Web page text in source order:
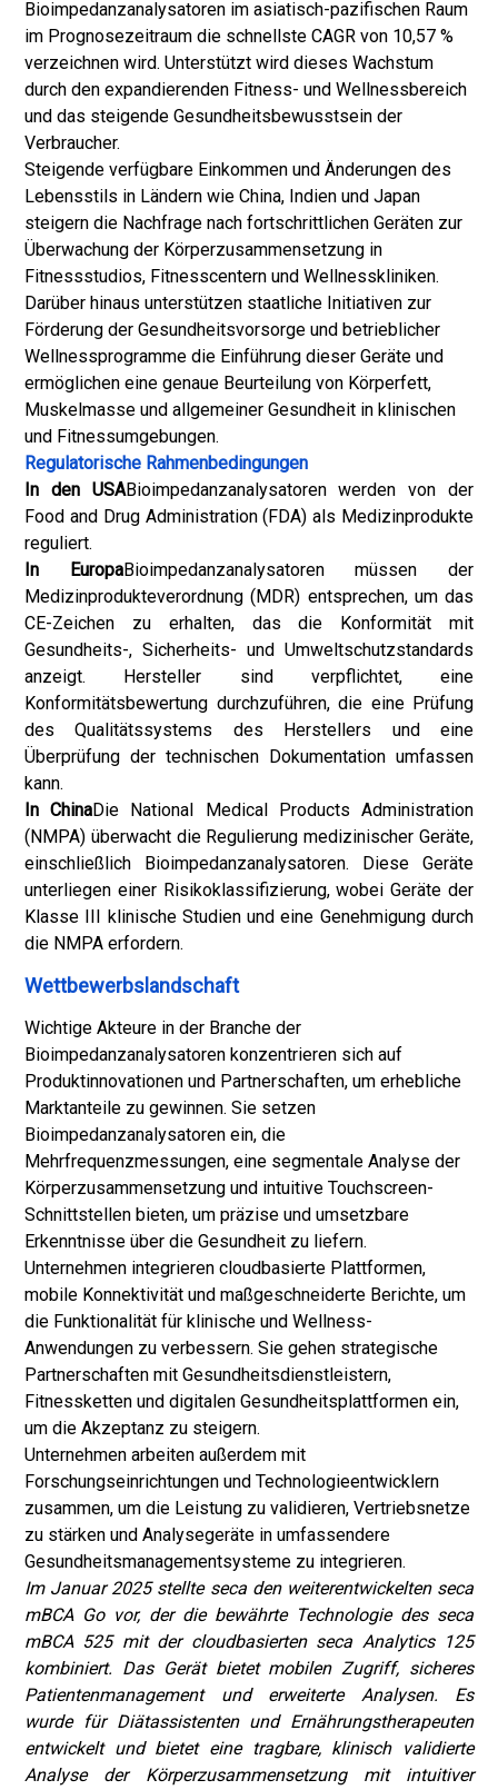
Bioimpedanzanalysatoren im asiatisch-pazifischen Raum
im Prognosezeitraum die schnellste CAGR von 10,57 %
verzeichnen wird. Unterstützt wird dieses Wachstum
durch den expandierenden Fitness- und Wellnessbereich
und das steigende Gesundheitsbewusstsein der
Verbraucher.
Steigende verfügbare Einkommen und Änderungen des
Lebensstils in Ländern wie China, Indien und Japan
steigern die Nachfrage nach fortschrittlichen Geräten zur
Überwachung der Körperzusammensetzung in
Fitnessstudios, Fitnesscentern und Wellnesskliniken.
Darüber hinaus unterstützen staatliche Initiativen zur
Förderung der Gesundheitsvorsorge und betrieblicher
Wellnessprogramme die Einführung dieser Geräte und
ermöglichen eine genaue Beurteilung von Körperfett,
Muskelmasse und allgemeiner Gesundheit in klinischen
und Fitnessumgebungen.
Regulatorische Rahmenbedingungen
In den USABioimpedanzanalysatoren werden von der
Food and Drug Administration (FDA) als Medizinprodukte
reguliert.
In EuropaBioimpedanzanalysatoren müssen der
Medizinprodukteverordnung (MDR) entsprechen, um das
CE-Zeichen zu erhalten, das die Konformität mit
Gesundheits-, Sicherheits- und Umweltschutzstandards
anzeigt. Hersteller sind verpflichtet, eine
Konformitätsbewertung durchzuführen, die eine Prüfung
des Qualitätssystems des Herstellers und eine
Überprüfung der technischen Dokumentation umfassen
kann.
In ChinaDie National Medical Products Administration
(NMPA) überwacht die Regulierung medizinischer Geräte,
einschließlich Bioimpedanzanalysatoren. Diese Geräte
unterliegen einer Risikoklassifizierung, wobei Geräte der
Klasse III klinische Studien und eine Genehmigung durch
die NMPA erfordern.
Wettbewerbslandschaft
Wichtige Akteure in der Branche der
Bioimpedanzanalysatoren konzentrieren sich auf
Produktinnovationen und Partnerschaften, um erhebliche
Marktanteile zu gewinnen. Sie setzen
Bioimpedanzanalysatoren ein, die
Mehrfrequenzmessungen, eine segmentale Analyse der
Körperzusammensetzung und intuitive Touchscreen-
Schnittstellen bieten, um präzise und umsetzbare
Erkenntnisse über die Gesundheit zu liefern.
Unternehmen integrieren cloudbasierte Plattformen,
mobile Konnektivität und maßgeschneiderte Berichte, um
die Funktionalität für klinische und Wellness-
Anwendungen zu verbessern. Sie gehen strategische
Partnerschaften mit Gesundheitsdienstleistern,
Fitnessketten und digitalen Gesundheitsplattformen ein,
um die Akzeptanz zu steigern.
Unternehmen arbeiten außerdem mit
Forschungseinrichtungen und Technologieentwicklern
zusammen, um die Leistung zu validieren, Vertriebsnetze
zu stärken und Analysegeräte in umfassendere
Gesundheitsmanagementsysteme zu integrieren.
Im Januar 2025 stellte seca den weiterentwickelten seca
mBCA Go vor, der die bewährte Technologie des seca
mBCA 525 mit der cloudbasierten seca Analytics 125
kombiniert. Das Gerät bietet mobilen Zugriff, sicheres
Patientenmanagement und erweiterte Analysen. Es
wurde für Diätassistenten und Ernährungstherapeuten
entwickelt und bietet eine tragbare, klinisch validierte
Analyse der Körperzusammensetzung mit intuitiver